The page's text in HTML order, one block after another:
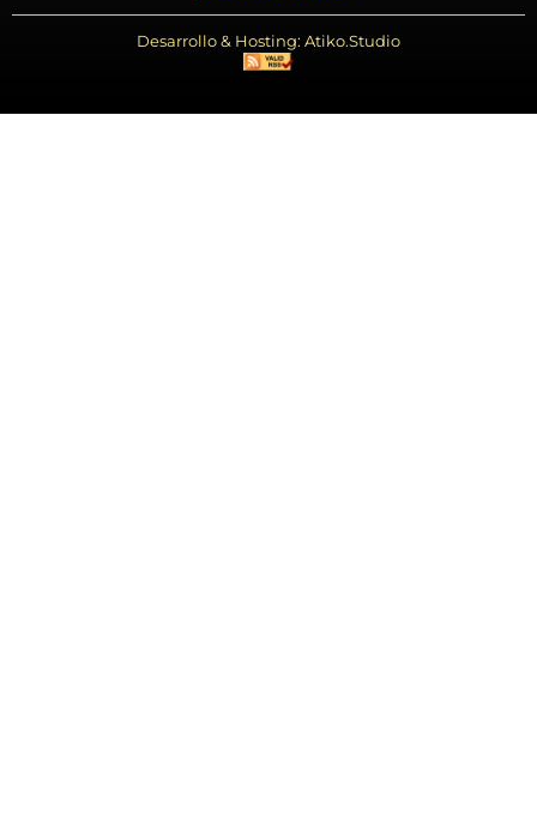
Desarrollo & Hosting: Atiko.Studio